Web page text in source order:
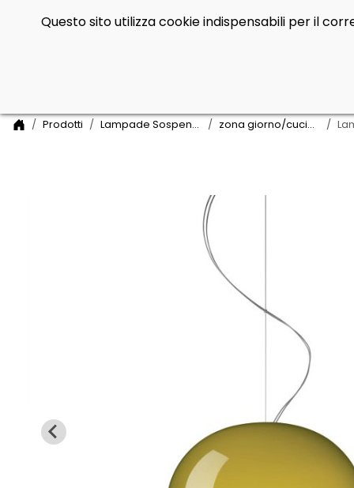
HomeProdotti Lampade Sospensione zona giorno/cucina
Questo sito utilizza cookie indispensabili per il